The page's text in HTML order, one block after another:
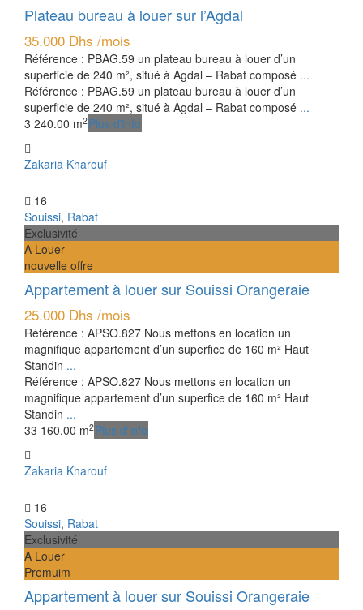
Plateau bureau à louer sur l’Agdal
35.000 Dhs /mois
Référence : PBAG.59 un plateau bureau à louer d’un
superficie de 240 m², situé à Agdal – Rabat composé ...
Référence : PBAG.59 un plateau bureau à louer d’un
superficie de 240 m², situé à Agdal – Rabat composé ...
3 240.00 m2Plus d'info
Zakaria Kharouf
16
Souissi, Rabat
Exclusivité
A Louer
nouvelle offre
Appartement à louer sur Souissi Orangeraie
25.000 Dhs /mois
Référence : APSO.827 Nous mettons en location un
magnifique appartement d’un superfice de 160 m² Haut
Standin ...
Référence : APSO.827 Nous mettons en location un
magnifique appartement d’un superfice de 160 m² Haut
Standin ...
33 160.00 m2Plus d'info
Zakaria Kharouf
16
Souissi, Rabat
Exclusivité
A Louer
Premuim
Appartement à louer sur Souissi Orangeraie